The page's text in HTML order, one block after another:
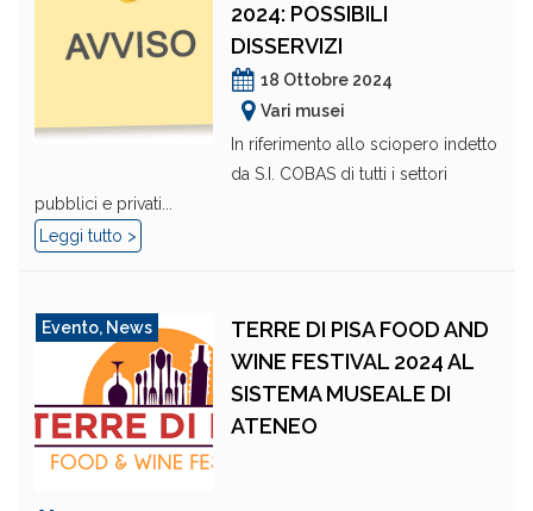
2024: POSSIBILI
DISSERVIZI
18 Ottobre 2024
Vari musei
In riferimento allo sciopero indetto
da S.I. COBAS di tutti i settori
pubblici e privati...
Leggi tutto >
Evento, News
TERRE DI PISA FOOD AND
WINE FESTIVAL 2024 AL
SISTEMA MUSEALE DI
ATENEO